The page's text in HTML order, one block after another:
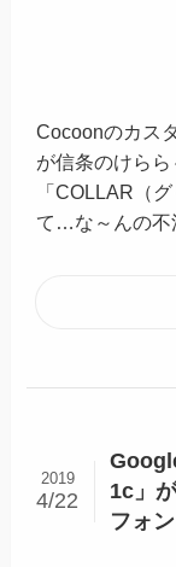
Cocoonのカス
が信条のけら
「COLLAR（
て…な～んの不
1c」
フォ
2019
4/22